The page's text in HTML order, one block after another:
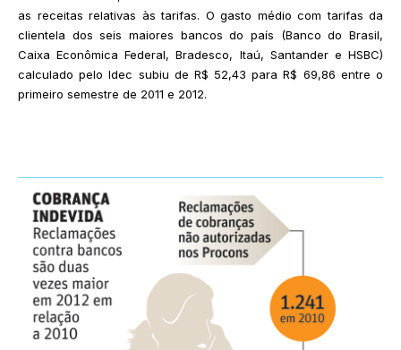
as receitas relativas às tarifas. O gasto médio com tarifas da
clientela dos seis maiores bancos do país (Banco do Brasil,
Caixa Econômica Federal, Bradesco, Itaú, Santander e HSBC)
calculado pelo Idec subiu de R$ 52,43 para R$ 69,86 entre o
primeiro semestre de 2011 e 2012.